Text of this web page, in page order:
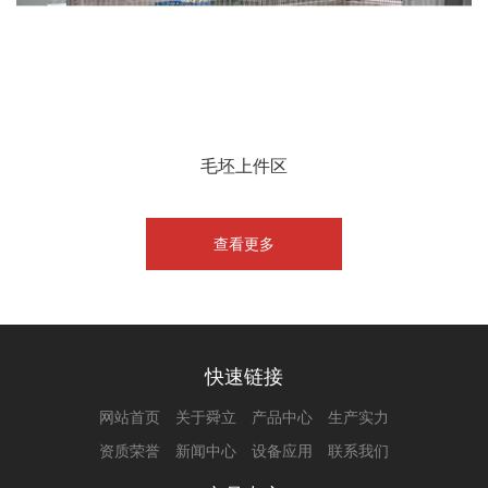
毛坯上件区
查看更多
快速链接
网站首页 关于舜立 产品中心
生产实力
资质荣誉
新闻中心 设备应用 联系我们